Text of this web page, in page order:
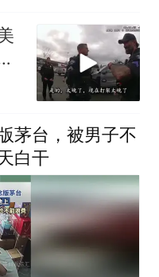
茅台，被男子不
白干